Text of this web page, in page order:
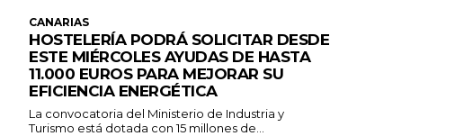
CANARIAS
HOSTELERÍA PODRÁ SOLICITAR DESDE
ESTE MIÉRCOLES AYUDAS DE HASTA
11.000 EUROS PARA MEJORAR SU
EFICIENCIA ENERGÉTICA
La convocatoria del Ministerio de Industria y
Turismo está dotada con 15 millones de...